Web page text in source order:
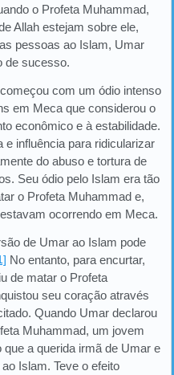
o Profeta Muhammad,
Allah estejam sobre ele,
pessoas ao Islam, Umar
de sucesso.
com um ódio intenso
em Meca que considerou o
econômico e à estabilidade.
influência para ridicularizar
do abuso e tortura de
Seu ódio pelo Islam era tão
o Profeta Muhammad e,
ocorrendo em Meca.
de Umar ao Islam pode
No entanto, para encurtar,
de matar o Profeta
seu coração através
Quando Umar declarou
Muhammad, um jovem
a querida irmã de Umar e
Islam. Teve o efeito